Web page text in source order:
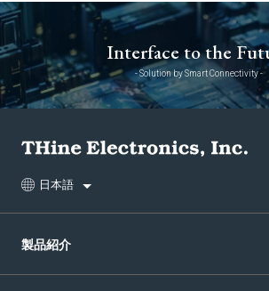
Interface to the
- Solution by Smart Connectivity -
日本語
製品紹介